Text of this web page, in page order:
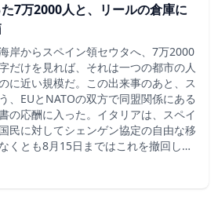
7万2000人と、リールの倉庫に
岸からスペイン領セウタへ、7万2000
だけを見れば、それは一つの都市の人
に近い規模だ。この出来事のあと、ス
、EUとNATOの双方で同盟関係にある
の応酬に入った。イタリアは、スペイ
民に対してシェンゲン協定の自由な移
くとも8月15日まではこれを撤回し…